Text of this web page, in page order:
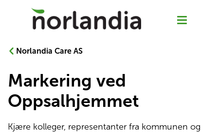
Våre tjenester
Hjemmetjenester
Norlandia Care AS
Markering ved
Oppsalhjemmet
Kjære kolleger, representanter fra kommunen og